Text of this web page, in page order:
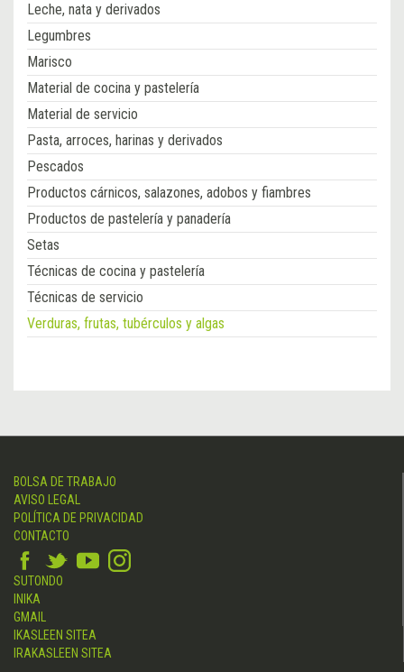
Leche, nata y derivados
Legumbres
Marisco
Material de cocina y pastelería
Material de servicio
Pasta, arroces, harinas y derivados
Pescados
Productos cárnicos, salazones, adobos y fiambres
Productos de pastelería y panadería
Setas
Técnicas de cocina y pastelería
Técnicas de servicio
Verduras, frutas, tubérculos y algas
BOLSA DE TRABAJO
AVISO LEGAL
POLÍTICA DE PRIVACIDAD
CONTACTO
SUTONDO
INIKA
GMAIL
IKASLEEN SITEA
IRAKASLEEN SITEA